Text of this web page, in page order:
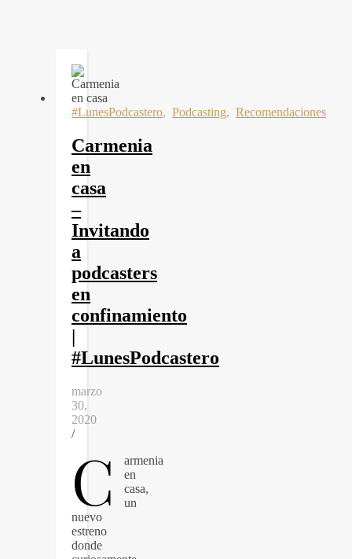
#LunesPodcastero, Podcasting, Recomendaciones
Carmenia
en
casa
–
Invitando
a
podcasters
en
confinamiento
|
#LunesPodcastero
marzo
30,
2020
/
C
armenia
en
casa,
un
nuevo
estreno
donde